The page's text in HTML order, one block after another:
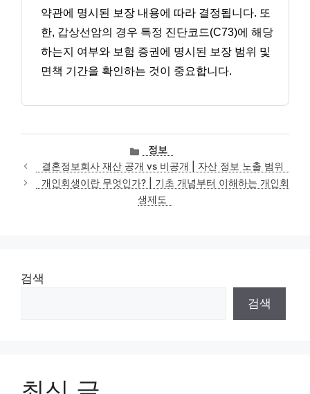
약관에 명시된 보장 내용에 따라 결정됩니다. 또
한, 갑상선암의 경우 특정 진단코드(C73)에 해당
하는지 여부와 보험 증권에 명시된 보장 범위 및
면책 기간을 확인하는 것이 중요합니다.
카
테
고
리
정보
결혼정보회사 재산 공개 vs 비공개 | 자산 정보 노출 범위
개인회생이란 무엇인가? | 기초 개념부터 이해하는 개인회
생제도
검색
검색